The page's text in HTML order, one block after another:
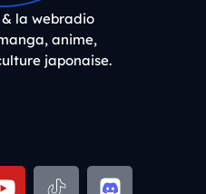
la webradio
anime,
japonaise.